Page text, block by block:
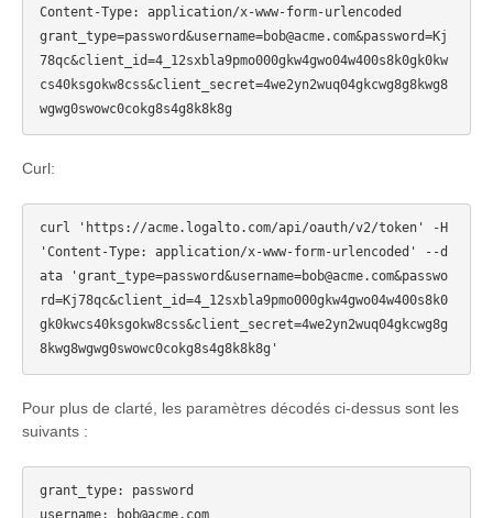
Content-Type: application/x-www-form-urlencoded
grant_type=password&username=bob@acme.com&password=Kj
78qc&client_id=4_12sxbla9pmo000gkw4gwo04w400s8k0gk0kw
cs40ksgokw8css&client_secret=4we2yn2wuq04gkcwg8g8kwg8
Curl:
curl 'https://acme.logalto.com/api/oauth/v2/token' -H
'Content-Type: application/x-www-form-urlencoded' --d
ata 'grant_type=password&username=bob@acme.com&passwo
rd=Kj78qc&client_id=4_12sxbla9pmo000gkw4gwo04w400s8k0
gk0kwcs40ksgokw8css&client_secret=4we2yn2wuq04gkcwg8g
Pour plus de clarté, les paramètres décodés ci-dessus sont les
suivants :
grant_type: password
username: bob@acme.com